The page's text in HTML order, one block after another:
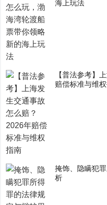
海上玩法
【普法参考】
赔偿标准与维
掩饰、隐瞒犯
析